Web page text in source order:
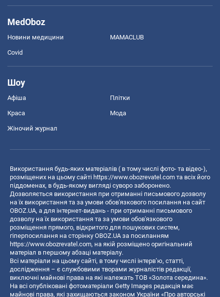
MedOboz
Новини медицини MAMACLUB
Covid
Шоу
Афіша Плітки
Краса Мода
Жіночий журнал
Використання будь-яких матеріалів ( в тому числі фото- та відео-),
розміщених на цьому сайті https://www.obozrevatel.com та всіх його
піддоменах, в будь-якому вигляді суворо заборонено.
Дозволяється використання при отриманні письмового дозволу
на їх використання та за умови обов'язкового посилання на сайт
OBOZ.UA, а для інтернет-видань - при отриманні письмового
дозволу на їх використання та за умови обов'язкового
розміщення прямого, відкритого для пошукових систем,
гіперпосилання на сторінку OBOZ.UA за посиланням
https://www.obozrevatel.com, на якій розміщено оригінальний
матеріал в першому абзаці матеріалу.
Всі матеріали на цьому сайті, в тому числі інтерв’ю, статті,
дослідження – є службовими творами журналістів редакції,
виключні майнові права на які належать ТОВ «Золота середина».
На всі опубліковані фотоматеріали Getty Images редакція має
майнові права, які захищаються законом України «Про авторські